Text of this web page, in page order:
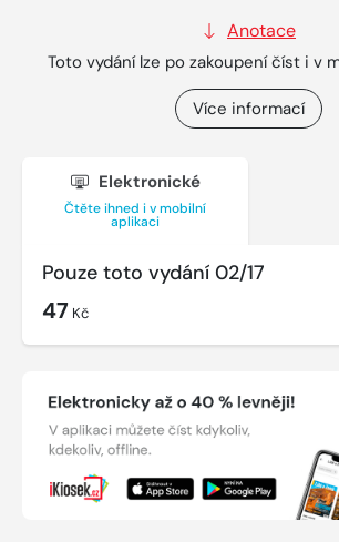
Anotace
Toto vydání lze po zakoupení číst i v
Více informací
Elektronické
Čtěte ihned i v mobilní
aplikaci
Pouze toto vydání 02/17
47 Kč